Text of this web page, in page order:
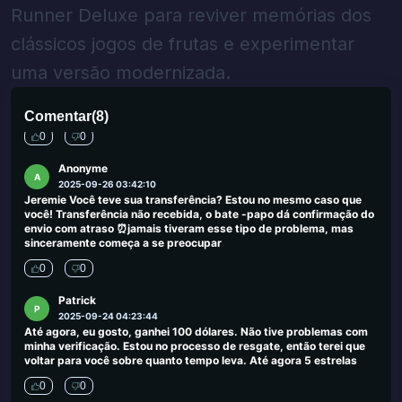
Runner Deluxe para reviver memórias dos
clássicos jogos de frutas e experimentar
uma versão modernizada.
Comentar(8)
Remendations. Se você está procurando os melhores sites de
cassino online do Reino Unido, comece aqui.
0 0
A
Ahmed Adola
Enormes lucros para a sorte da Wingoa
0 0
A
Anonyme
2025-09-26 03:42:10
Jeremie Você teve sua transferência? Estou no mesmo caso que
você! Transferência não recebida, o bate -papo dá confirmação do
envio com atraso ⏰jamais tiveram esse tipo de problema, mas
sinceramente começa a se preocupar
0 0
P
Patrick
2025-09-24 04:23:44
Até agora, eu gosto, ganhei 100 dólares. Não tive problemas com
minha verificação. Estou no processo de resgate, então terei que
voltar para você sobre quanto tempo leva. Até agora 5 estrelas
0 0